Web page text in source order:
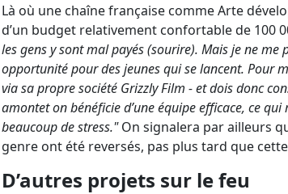
Là où une chaîne française comme Arte
d’un budget relativement confortable de 100
les gens y sont mal payés (sourire). Mais je ne me
opportunité pour des jeunes qui se lancent. Pour
via sa propre société Grizzly Film - et dois donc
amontet on bénéficie d’une équipe efficace, ce
beaucoup de stress."On signalera par ailleurs
genre ont été reversés, pas plus tard que
D’autres projets sur le feu